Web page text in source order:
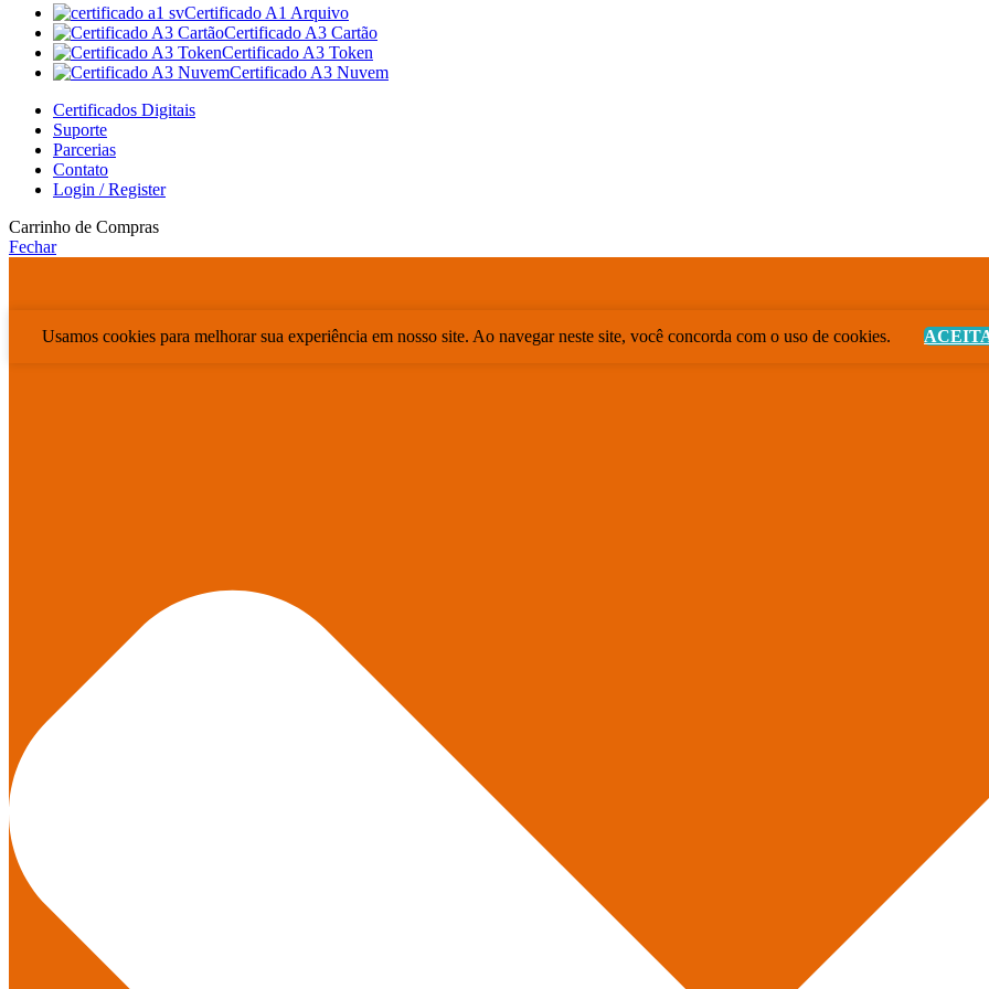
Certificado A1 Arquivo
Certificado A3 Cartão
Certificado A3 Token
Certificado A3 Nuvem
Certificados Digitais
Suporte
Parcerias
Contato
Login / Register
Carrinho de Compras
Fechar
Usamos cookies para melhorar sua experiência em nosso site. Ao navegar neste site, você concorda com o uso de cookies.